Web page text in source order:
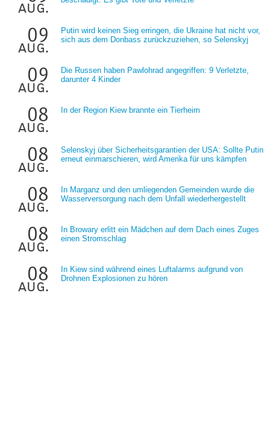
aug.
09
aug.
Putin wird keinen Sieg erringen, die Ukraine hat nicht vor,
sich aus dem Donbass zurückzuziehen, so Selenskyj
09
aug.
Die Russen haben Pawlohrad angegriffen: 9 Verletzte,
darunter 4 Kinder
08
aug.
In der Region Kiew brannte ein Tierheim
08
aug.
Selenskyj über Sicherheitsgarantien der USA: Sollte Putin
erneut einmarschieren, wird Amerika für uns kämpfen
08
aug.
In Marganz und den umliegenden Gemeinden wurde die
Wasserversorgung nach dem Unfall wiederhergestellt
08
aug.
In Browary erlitt ein Mädchen auf dem Dach eines Zuges
einen Stromschlag
08
aug.
In Kiew sind während eines Luftalarms aufgrund von
Drohnen Explosionen zu hören